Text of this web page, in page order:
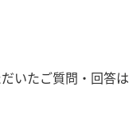
いたご質問・回答は